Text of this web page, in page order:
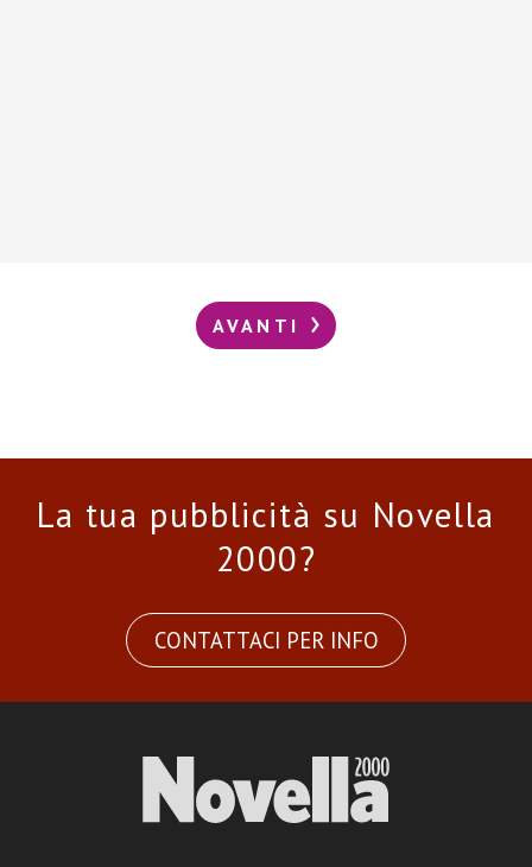
AVANTI
La tua pubblicità su Novella
2000?
CONTATTACI PER INFO